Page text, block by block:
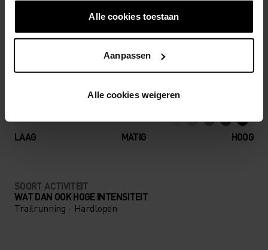
Alle cookies toestaan
Aanpassen
Alle cookies weigeren
Accessoires waarmee je alles uit jouw avontuur
LAAG MATIG HOOG
SOORT ACTIVITEIT
WAT DAN OOK HOGE INTENSITEIT
Trailrunning - Hardlopen